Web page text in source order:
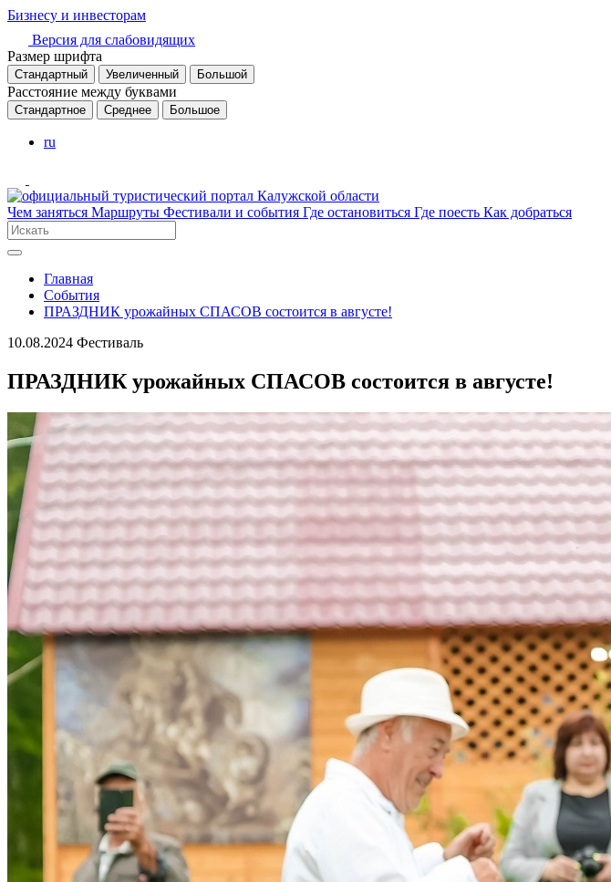
Бизнесу и инвесторам
Версия для слабовидящих
Размер шрифта
Стандартный Увеличенный Большой
Расстояние между буквами
Стандартное Среднее Большое
ru
Чем заняться Маршруты Фестивали и события Где остановиться Где поесть Как добраться
Главная
События
ПРАЗДНИК урожайных СПАСОВ состоится в августе!
10.08.2024 Фестиваль
ПРАЗДНИК урожайных СПАСОВ состоится в августе!